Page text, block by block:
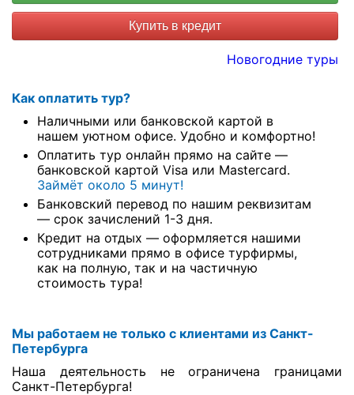
Купить в кредит
Новогодние туры
Как оплатить тур?
Наличными или банковской картой в
нашем уютном офисе. Удобно и комфортно!
Оплатить тур онлайн прямо на сайте —
банковской картой Visa или Mastercard.
Займёт около 5 минут!
Банковский перевод по нашим реквизитам
— срок зачислений 1-3 дня.
Кредит на отдых — оформляется нашими
сотрудниками прямо в офисе турфирмы,
как на полную, так и на частичную
стоимость тура!
Мы работаем не только с клиентами из Санкт-
Петербурга
Наша деятельность не ограничена границами
Санкт-Петербурга!